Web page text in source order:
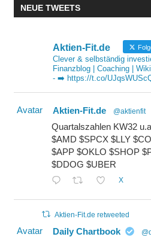
NEUE TWEETS
Aktien-Fit.de
Clever & selbständig
Finanzblog | Coaching |
- ➡️ https://t.co/
Avatar Aktien-Fit.de @aktienfit
Quartalszahlen KW32
$AMD $SPCX $LLY
$APP $OKLO $SHOP
$DDOG $UBER
X
Aktien-Fit.de retweeted
Avatar Daily Chartbook